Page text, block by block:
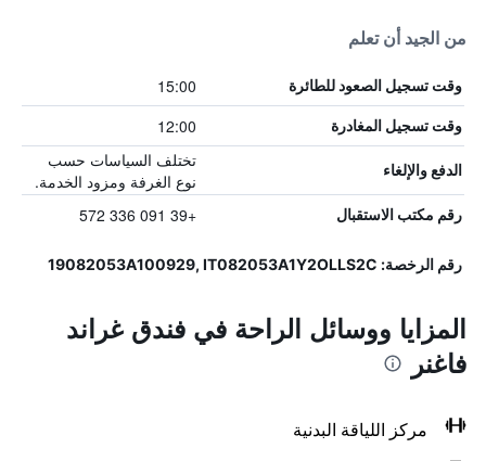
من الجيد أن تعلم
وقت تسجيل الصعود للطائرة 15:00
وقت تسجيل المغادرة 12:00
الدفع والإلغاء
تختلف السياسات حسب
نوع الغرفة ومزود الخدمة.
رقم مكتب الاستقبال +39 091 336 572
رقم الرخصة: 19082053A100929, IT082053A1Y2OLLS2C
المزايا ووسائل الراحة في فندق غراند
فاغنر
مركز اللياقة البدنية